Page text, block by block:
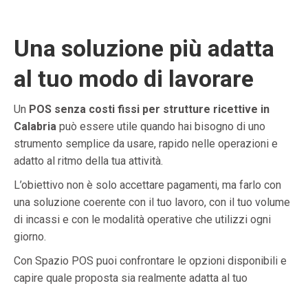
Una soluzione più adatta
al tuo modo di lavorare
Un POS senza costi fissi per strutture ricettive in
Calabria può essere utile quando hai bisogno di uno
strumento semplice da usare, rapido nelle operazioni e
adatto al ritmo della tua attività.
L’obiettivo non è solo accettare pagamenti, ma farlo con
una soluzione coerente con il tuo lavoro, con il tuo volume
di incassi e con le modalità operative che utilizzi ogni
giorno.
Con Spazio POS puoi confrontare le opzioni disponibili e
capire quale proposta sia realmente adatta al tuo